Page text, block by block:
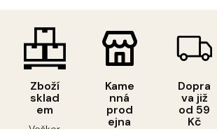
Zboží
sklad
em
Kame
nná
prod
ejna
Dopra
va již
od 59
Kč